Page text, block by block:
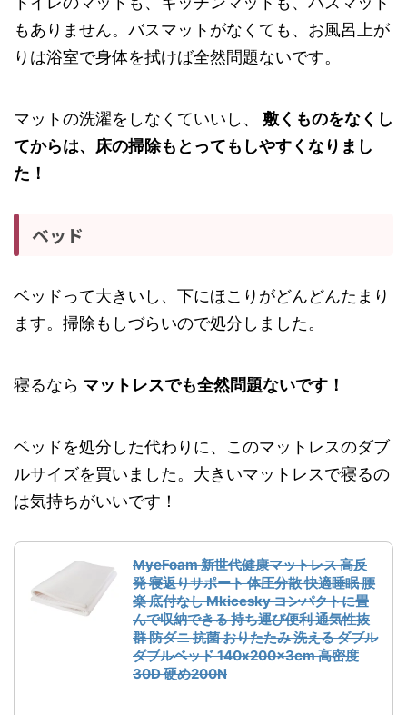
もありません。バスマットがなくても、お風呂上が
りは浴室で身体を拭けば全然問題ないです。
マットの洗濯をしなくていいし、
敷くものをなくし
てからは、床の掃除もとってもしやすくなりまし
た！
ベッド
ベッドって大きいし、下にほこりがどんどんたまり
ます。掃除もしづらいので処分しました。
寝るなら マットレスでも全然問題ないです！
ベッドを処分した代わりに、このマットレスのダブ
ルサイズを買いました。大きいマットレスで寝るの
は気持ちがいいです！
MyeFoam 新世代健康マットレス 高反
発 寝返りサポート 体圧分散 快適睡眠 腰
楽 底付なし Mkicesky コンパクトに畳
んで収納できる 持ち運び便利 通気性抜
群 防ダニ 抗菌 おりたたみ 洗える ダブル
ダブルベッド 140x200x3cm 高密度
30D 硬め200N